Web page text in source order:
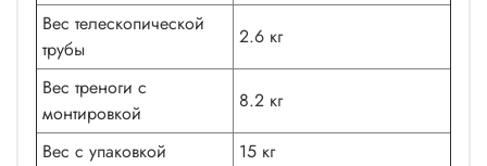
Вес телескопической
трубы
2.6 кг
Вес треноги с
монтировкой
8.2 кг
Вес с упаковкой 15 кг